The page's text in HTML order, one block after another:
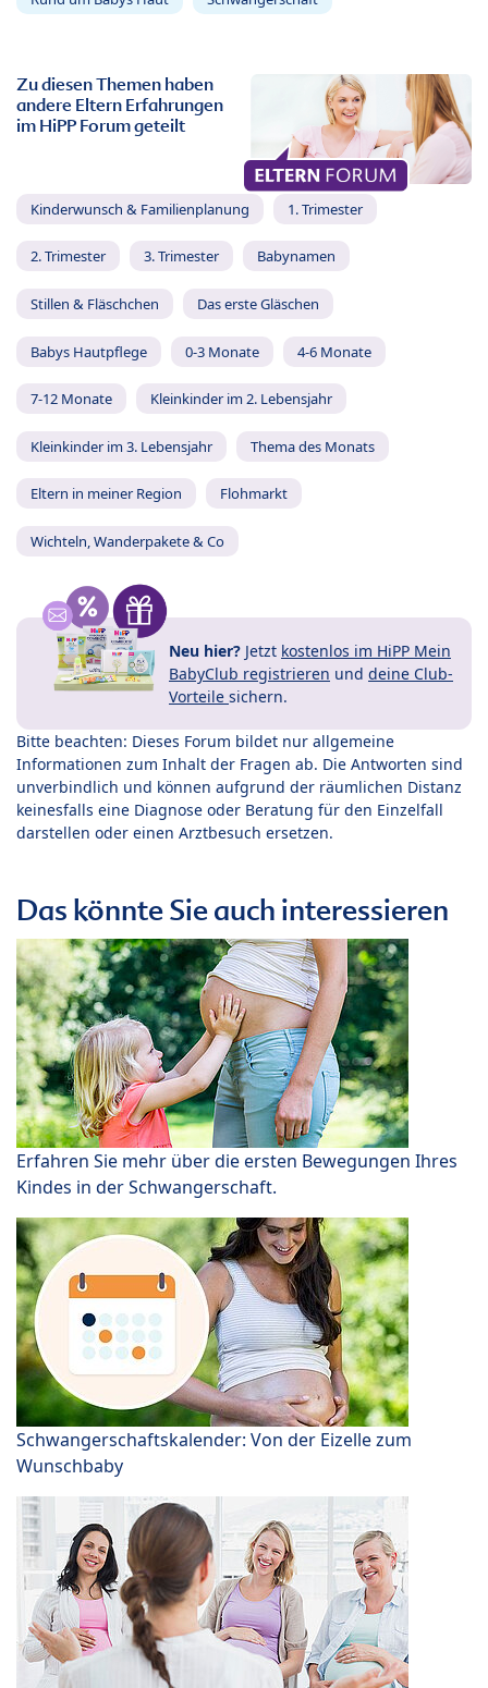
Zu diesen Themen haben
andere Eltern Erfahrungen
im HiPP Forum geteilt
Kinderwunsch & Familienplanung 1. Trimester
2. Trimester 3. Trimester Babynamen
Stillen & Fläschchen Das erste Gläschen
Babys Hautpflege 0-3 Monate 4-6 Monate
7-12 Monate Kleinkinder im 2. Lebensjahr
Kleinkinder im 3. Lebensjahr Thema des Monats
Eltern in meiner Region Flohmarkt
Wichteln, Wanderpakete & Co
Neu hier? Jetzt kostenlos im HiPP Mein
BabyClub registrieren und deine Club-
Vorteile sichern.
Bitte beachten: Dieses Forum bildet nur allgemeine
Informationen zum Inhalt der Fragen ab. Die Antworten sind
unverbindlich und können aufgrund der räumlichen Distanz
keinesfalls eine Diagnose oder Beratung für den Einzelfall
darstellen oder einen Arztbesuch ersetzen.
Das könnte Sie auch interessieren
Erfahren Sie mehr über die ersten Bewegungen Ihres
Kindes in der Schwangerschaft.
Schwangerschaftskalender: Von der Eizelle zum
Wunschbaby